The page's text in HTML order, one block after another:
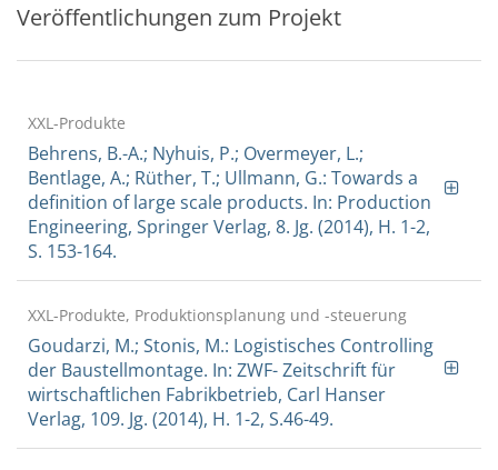
Veröffentlichungen zum Projekt
XXL-Produkte
Behrens, B.-A.; Nyhuis, P.; Overmeyer, L.;
Bentlage, A.; Rüther, T.; Ullmann, G.: Towards a
definition of large scale products. In: Production
Engineering, Springer Verlag, 8. Jg. (2014), H. 1-2,
S. 153-164.
XXL-Produkte, Produktionsplanung und -steuerung
Goudarzi, M.; Stonis, M.: Logistisches Controlling
der Baustellmontage. In: ZWF- Zeitschrift für
wirtschaftlichen Fabrikbetrieb, Carl Hanser
Verlag, 109. Jg. (2014), H. 1-2, S.46-49.